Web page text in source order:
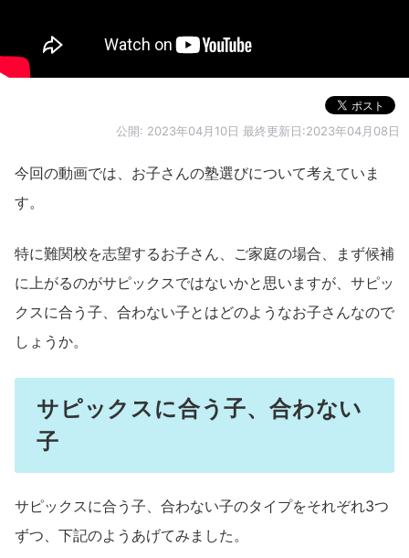
公開: 2023年04月10日 最終更新日:2023年04月08日
今回の動画では、お子さんの塾選びについて考えていま
す。
特に難関校を志望するお子さん、ご家庭の場合、まず候補
に上がるのがサピックスではないかと思いますが、サピッ
クスに合う子、合わない子とはどのようなお子さんなので
しょうか。
サピックスに合う子、合わない
子
サピックスに合う子、合わない子のタイプをそれぞれ3つ
ずつ、下記のようあげてみました。